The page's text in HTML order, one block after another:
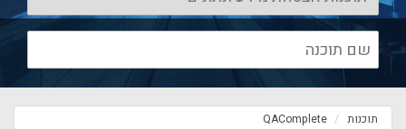
תוכנות QAComplete